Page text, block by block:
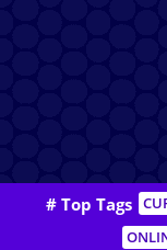
# Top Tags